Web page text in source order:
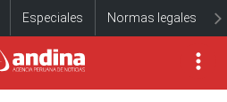
Especiales Normas legales